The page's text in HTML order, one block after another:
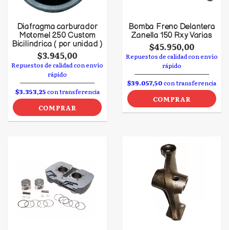
Diafragma carburador
Motomel 250 Custom
Bicilindrica ( por unidad )
$3.945,00
Repuestos de calidad con envío
rápido
$3.353,25con transferencia
COMPRAR
Bomba Freno Delantera
Zanella 150 Rx y Varias
$45.950,00
Repuestos de calidad con envío
rápido
$39.057,50con transferencia
COMPRAR